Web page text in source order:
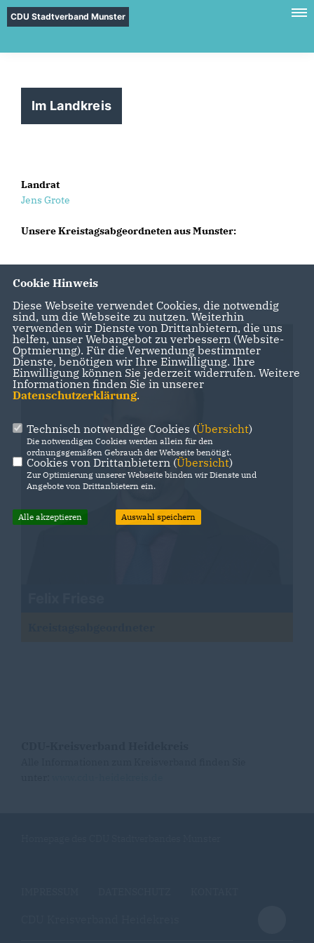
CDU Stadtverband Munster
Im Landkreis
Landrat
Jens Grote
Unsere Kreistagsabgeordneten aus Munster:
Cookie Hinweis
Diese Webseite verwendet Cookies, die notwendig
sind, um die Webseite zu nutzen. Weiterhin
verwenden wir Dienste von Drittanbietern, die uns
helfen, unser Webangebot zu verbessern (Website-
Optmierung). Für die Verwendung bestimmter
Dienste, benötigen wir Ihre Einwilligung. Ihre
Einwilligung können Sie jederzeit widerrufen. Weitere
Informationen finden Sie in unserer
Datenschutzerklärung.
Technisch notwendige Cookies (Übersicht)
Die notwendigen Cookies werden allein für den
ordnungsgemäßen Gebrauch der Webseite benötigt.
Cookies von Drittanbietern (Übersicht)
Zur Optimierung unserer Webseite binden wir Dienste und
Angebote von Drittanbietern ein.
Alle akzeptieren Auswahl speichern